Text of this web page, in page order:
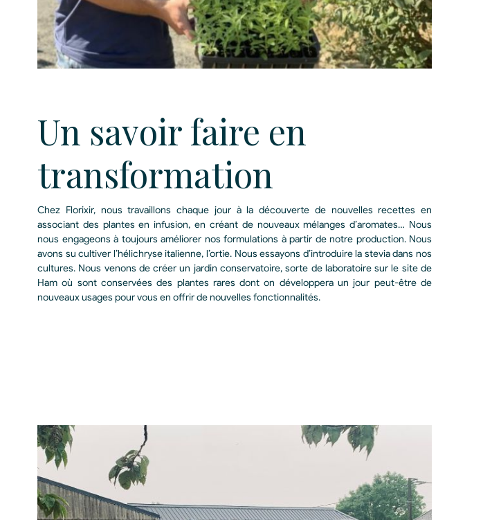
Un savoir faire en
transformation
Chez Florixir, nous travaillons chaque jour à la découverte de nouvelles recettes en
associant des plantes en infusion, en créant de nouveaux mélanges d’aromates… Nous
nous engageons à toujours améliorer nos formulations à partir de notre production. Nous
avons su cultiver l’hélichryse italienne, l’ortie. Nous essayons d’introduire la stevia dans nos
cultures. Nous venons de créer un jardin conservatoire, sorte de laboratoire sur le site de
Ham où sont conservées des plantes rares dont on développera un jour peut-être de
nouveaux usages pour vous en offrir de nouvelles fonctionnalités.